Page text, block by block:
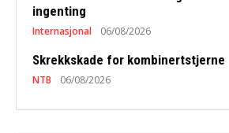
ingenting
Internasjonal 06/08/2026
Skrekkskade for kombinertstjerne
NTB 06/08/2026